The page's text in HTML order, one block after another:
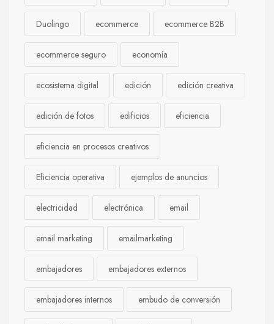
Duolingo ecommerce ecommerce B2B
ecommerce seguro economía
ecosistema digital edición edición creativa
edición de fotos edificios eficiencia
eficiencia en procesos creativos
Eficiencia operativa ejemplos de anuncios
electricidad electrónica email
email marketing emailmarketing
embajadores embajadores externos
embajadores internos embudo de conversión